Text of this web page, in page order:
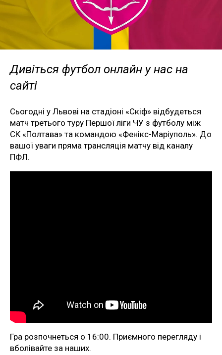
Дивіться футбол онлайн у нас на
сайті
Сьогодні у Львові на стадіоні «Скіф» відбудеться
матч третього туру Першої ліги ЧУ з футболу між
СК «Полтава» та командою «Фенікс-Маріуполь». До
вашої уваги пряма трансляція матчу від каналу
ПФЛ.
Гра розпочнеться о 16:00. Приємного перегляду і
вболівайте за наших.